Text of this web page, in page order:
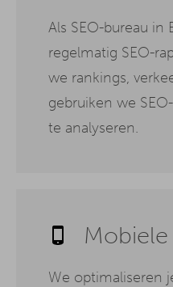
Als SEO-bureau
regelmatig SEO-
we rankings,
gebruiken we
te analyseren.
Mobiele
We optimaliseren